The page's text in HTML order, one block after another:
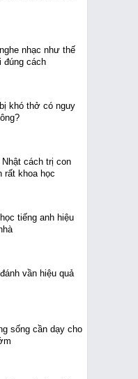
nhạc như thế
đúng cách
khó thở có nguy
Nhật cách trị con
rất khoa học
tiếng anh hiệu
vần hiệu quả
sống cần dạy cho